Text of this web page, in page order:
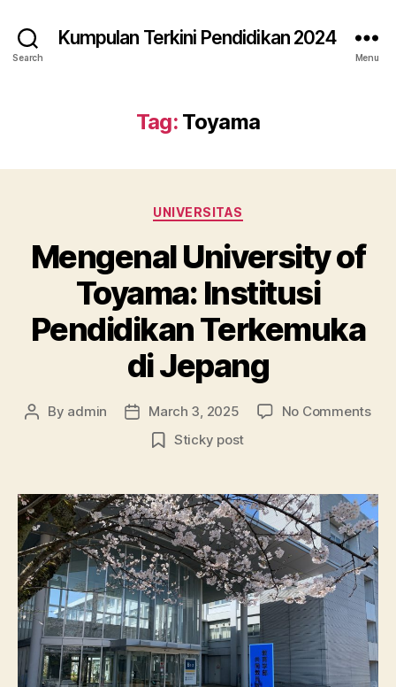
Search
Kumpulan Terkini Pendidikan 2024
Menu
Tag: Toyama
Categories
UNIVERSITAS
Mengenal University of
Toyama: Institusi
Pendidikan Terkemuka
di Jepang
Post
By admin
Post
date
March 3, 2025 No Commentson
di
Sticky post